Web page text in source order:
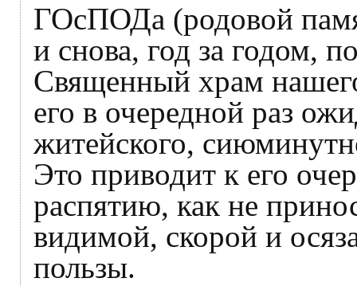
ГОсПОДа (родовой
и снова, год за годом,
Священный храм
его в очередной раз
житейского,
Это приводит к его
распятию, как не
видимой, скорой и
пользы.